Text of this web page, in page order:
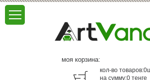
моя корзина:
кол-во товаров:0
на сумму:0 тенге